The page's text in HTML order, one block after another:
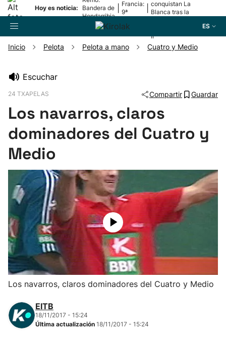
Hoy es noticia:
Bandera de
Hondarribia
Francia:
9ª
conquistan La
Blanca tras la
II
ES
Pelota
Remo
Baloncesto
Ciclismo
Herri-kirolak
Balonmano
Atletismo
Inicio Pelota Pelota a mano Cuatro y Medio
Escuchar
24 TXAPELAS Compartir Guardar
Los navarros, claros
dominadores del Cuatro y
Medio
Los navarros, claros dominadores del Cuatro y Medio
EITB
18/11/2017 - 15:24
Última actualización 18/11/2017 - 15:24